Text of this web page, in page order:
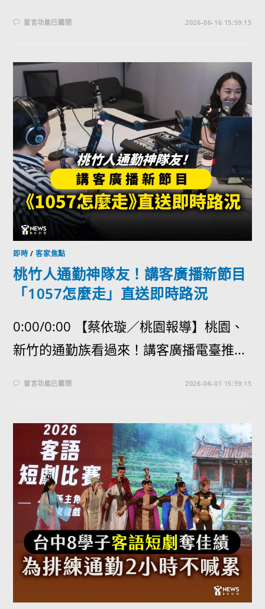
留言功能已關閉 2026-06-16 15:59:15
即時 /客家焦點
桃竹人通勤神隊友！講客廣播新節目
「1057怎麼走」直送即時路況
0:00/0:00 【蔡依璇／桃園報導】桃園、
新竹的通勤族看過來！講客廣播電臺推...
留言功能已關閉 2026-06-01 15:59:15